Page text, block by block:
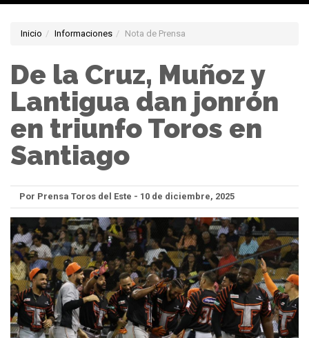
Inicio Informaciones Nota de Prensa
De la Cruz, Muñoz y
Lantigua dan jonrón
en triunfo Toros en
Santiago
Por Prensa Toros del Este - 10 de diciembre, 2025